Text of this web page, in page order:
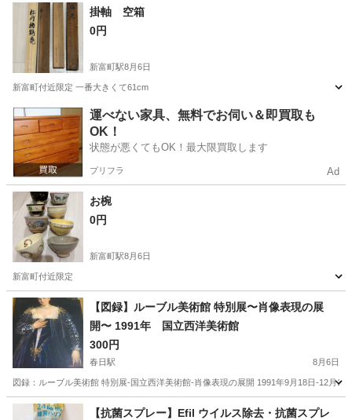
東京 千代田区 竹橋駅
掛軸 空箱
0円
新富町駅8月6日
新富町付近限定 一番大きくて61cm
東京 中央区 新富町駅 その他 空箱
運べない家具、無料でお伺い＆即買取も
OK！
状態が悪くてもOK！最大限買取します
プリフラ Ad
お椀
0円
新富町駅8月6日
新富町付近限定
東京 中央区 新富町駅 その他
【図録】ルーブル美術館 特別展〜肖像表現の展
開〜 1991年 国立西洋美術館
300円
春日駅 8月6日
図録：ルーブル美術館 特別展-国立西洋美術館-肖像表現の展開 1991年9月18日-12月1
東京 文京区 春日駅 その他
【抗菌スプレー】Efil ウイルス除去・抗菌スプレ